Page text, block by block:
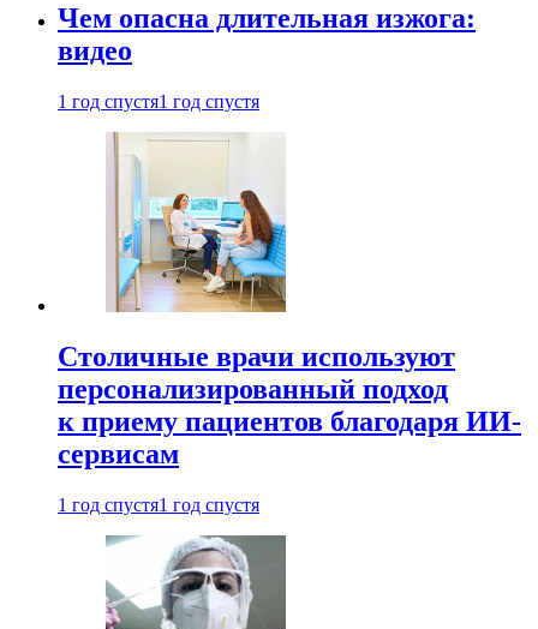
Чем опасна длительная изжога:
видео
1 год спустя1 год спустя
Столичные врачи используют
персонализированный подход
к приему пациентов благодаря ИИ-
сервисам
1 год спустя1 год спустя